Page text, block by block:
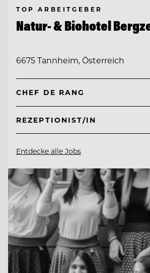
TOP ARBEITGEBER
Natur- & Biohotel
6675 Tannheim, Österreich
CHEF DE RANG
REZEPTIONIST/IN
Entdecke alle Jobs